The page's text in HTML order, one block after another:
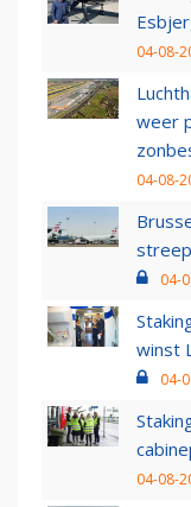
04-08-
weer
04-08-
04-
winst
04-
04-08-